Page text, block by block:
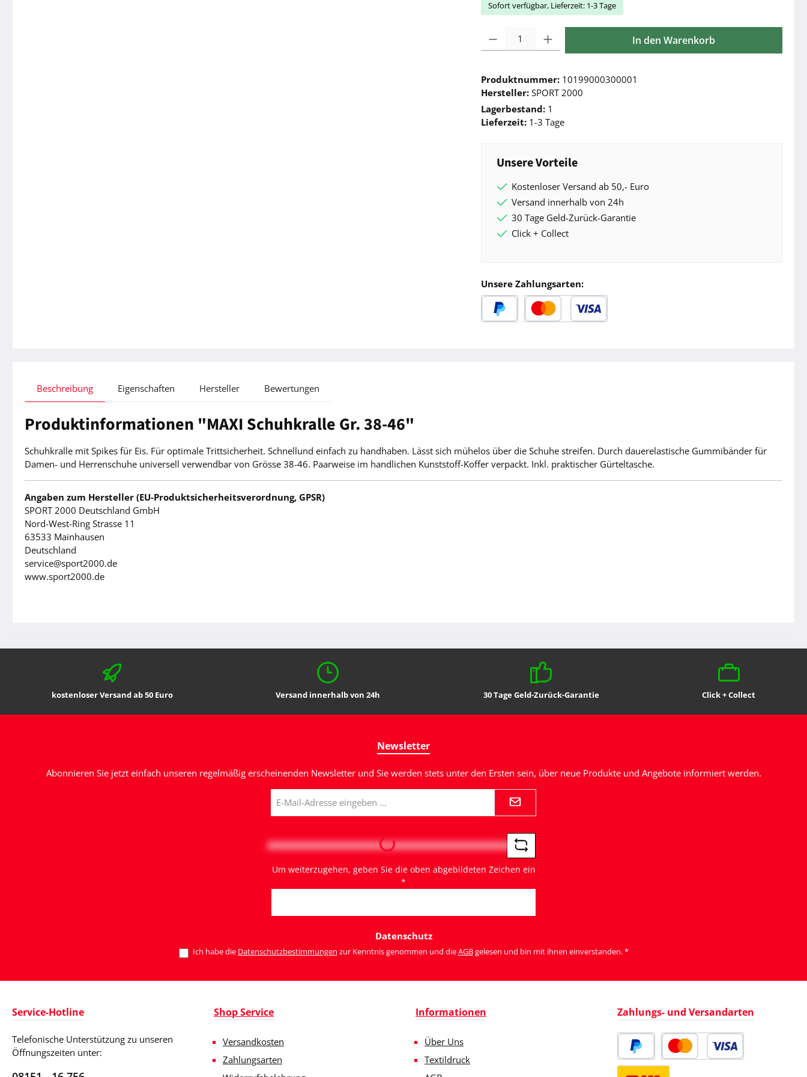
Sofort verfügbar, Lieferzeit: 1-3 Tage
Produkt Anzahl: Gib den gewünschten Wert ein oder benutze die
In den Warenkorb
Produktnummer: 10199000300001
Hersteller: SPORT 2000
Lagerbestand: 1
Lieferzeit: 1-3 Tage
Unsere Vorteile
Kostenloser Versand ab 50,- Euro
Versand innerhalb von 24h
30 Tage Geld-Zurück-Garantie
Click + Collect
Unsere Zahlungsarten:
Beschreibung Eigenschaften Hersteller Bewertungen
Produktinformationen "MAXI Schuhkralle Gr. 38-46"
Schuhkralle mit Spikes für Eis. Für optimale Trittsicherheit. Schnellund einfach zu handhaben. Lässt sich mühelos über die Schuhe streifen. Durch dauerelastische Gummibänder für
Damen- und Herrenschuhe universell verwendbar von Grösse 38-46. Paarweise im handlichen Kunststoff-Koffer verpackt. Inkl. praktischer Gürteltasche.
Angaben zum Hersteller (EU-Produktsicherheitsverordnung, GPSR)
SPORT 2000 Deutschland GmbH
Nord-West-Ring Strasse 11
63533 Mainhausen
Deutschland
service@sport2000.de
www.sport2000.de
kostenloser Versand ab 50 Euro Versand innerhalb von 24h 30 Tage Geld-Zurück-Garantie Click + Collect
Newsletter
Abonnieren Sie jetzt einfach unseren regelmäßig erscheinenden Newsletter und Sie werden stets unter den Ersten sein, über neue Produkte und Angebote informiert werden.
Mail-
Loading...
Um weiterzugehen, geben Sie die oben abgebildeten Zeichen ein
*
Datenschutz
Ich habe die Datenschutzbestimmungen zur Kenntnis genommen und dieAGBgelesen und bin mit ihnen einverstanden.*
Service-Hotline
Telefonische Unterstützung zu unseren
Öffnungszeiten unter:
Shop Service
Versandkosten
Zahlungsarten
Informationen
Über Uns
Textildruck
Zahlungs- und Versandarten
PayPal Kredit- oder Debitkarte